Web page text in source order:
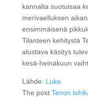
kannalta suotuisaa
merivaelluksen
ensimmäisenä
Tilanteen kehitystä
alustava käsitys
kesä-heinäkuun
Lähde: Luke
The post Tenon